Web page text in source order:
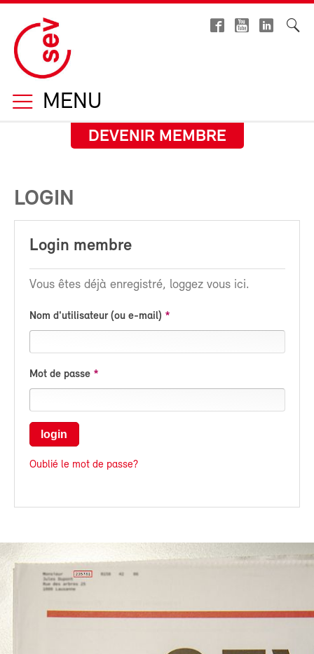
MENU
DEVENIR MEMBRE
LOGIN
Login membre
Vous êtes déjà enregistré, loggez vous ici.
Nom d'utilisateur (ou e-mail)
Mot de passe
login
Oublié le mot de passe?